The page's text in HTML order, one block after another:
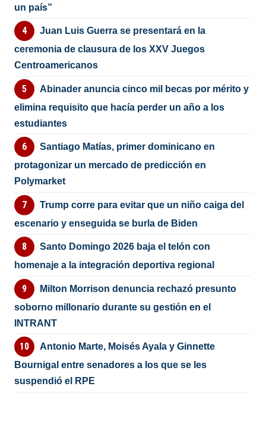
un país”
Juan Luis Guerra se presentará en la
ceremonia de clausura de los XXV Juegos
Centroamericanos
Abinader anuncia cinco mil becas por mérito y
elimina requisito que hacía perder un año a los
estudiantes
Santiago Matías, primer dominicano en
protagonizar un mercado de predicción en
Polymarket
Trump corre para evitar que un niño caiga del
escenario y enseguida se burla de Biden
Santo Domingo 2026 baja el telón con
homenaje a la integración deportiva regional
Milton Morrison denuncia rechazó presunto
soborno millonario durante su gestión en el
INTRANT
Antonio Marte, Moisés Ayala y Ginnette
Bournigal entre senadores a los que se les
suspendió el RPE